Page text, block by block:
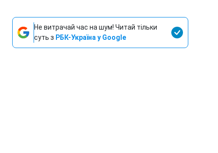
Не витрачай час на шум! Читай тільки
суть з РБК-Україна у Google